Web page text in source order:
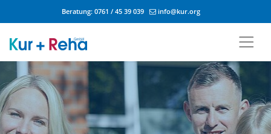
Beratung: 0761 / 45 39 039 info@kur.org